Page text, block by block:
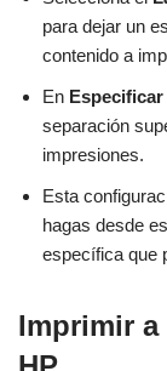
para dejar un
contenido a
En
separación
impresiones.
Esta
hagas desde
específica que
Imprimir